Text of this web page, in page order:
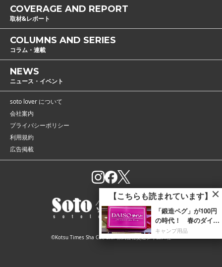
【こちらも読まれています】
「鍛造ペグ」が100円
の時代！ 春のダイソ
ーで見つけたキャンプ
ギアおすすめ7選
キャンプ用品
COVERAGE AND REPORT
取材&レポート
COLUMNS AND SERIES
コラム・連載
NEWS
ニュース・イベント
soto lover について
会社案内
プライバシーポリシー
利用規約
広告掲載
©Kotsu Times Sha Co., Ltd. 株式会社交通タイムス社